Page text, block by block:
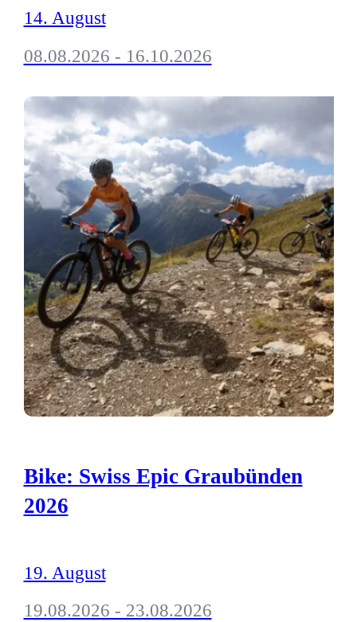
14. August
08.08.2026 - 16.10.2026
Bike: Swiss Epic Graubünden
2026
19. August
19.08.2026 - 23.08.2026